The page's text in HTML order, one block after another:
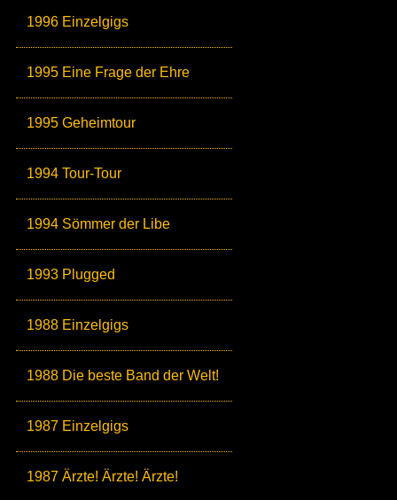
1996 Einzelgigs
1995 Eine Frage der Ehre
1995 Geheimtour
1994 Tour-Tour
1994 Sömmer der Libe
1993 Plugged
1988 Einzelgigs
1988 Die beste Band der Welt!
1987 Einzelgigs
1987 Ärzte! Ärzte! Ärzte!